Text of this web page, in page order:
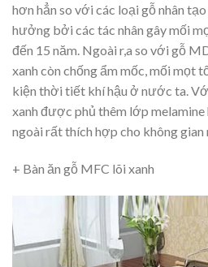
hơn hẳn so với các loại gỗ nhân
hưởng bởi các tác nhân gây mối
đến 15 năm. Ngoài r,a so với gỗ
xanh còn chống ẩm mốc, mối mọt
kiện thời tiết khí hậu ở nước ta.
xanh được phủ thêm lớp
ngoài rất thích hợp cho không gian
+ Bàn ăn gỗ MFC lõi xanh